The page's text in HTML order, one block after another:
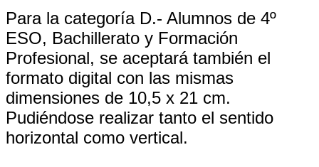
Para la categoría D.- Alumnos de 4º
ESO, Bachillerato y Formación
Profesional, se aceptará también el
formato digital con las mismas
dimensiones de 10,5 x 21 cm.
Pudiéndose realizar tanto el sentido
horizontal como vertical.